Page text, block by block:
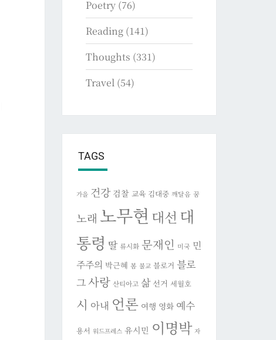
Poetry(76)
Reading(141)
Thoughts (331)
Travel(54)
TAGS
가을 건강 검찰 교육 김대중 깨달음 꿈
노래 노무현 대선 대
통령 딸 류시화 문재인 미국 민
주주의 박근혜 봄 불교 블로거 블로
그사랑 산티아고 삶 선거 세월호
시 아내 언론 여행 영화 예수
용서 워드프레스 유시민 이명박 자